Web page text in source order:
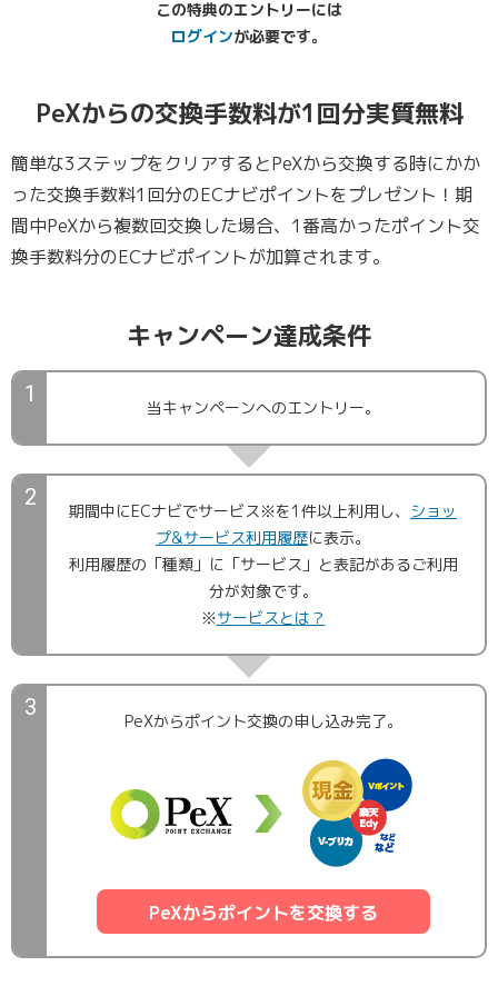
この特典のエントリーには
ログインが必要です。
PeXからの交換手数料が1回分実質無料
簡単な3ステップをクリアするとPeXから交換する時にかか
った交換手数料1回分のECナビポイントをプレゼント！期
間中PeXから複数回交換した場合、1番高かったポイント交
換手数料分のECナビポイントが加算されます。
キャンペーン達成条件
当キャンペーンへのエントリー。
期間中にECナビでサービス※を1件以上利用し、 ショッ
プ&サービス利用履歴に表示。
利用履歴の「種類」に「サービス」と表記があるご利用
分が対象です。
※サービスとは？
PeXからポイント交換の申し込み完了。
PeXからポイントを交換する